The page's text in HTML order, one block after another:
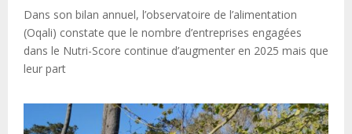
Dans son bilan annuel, l’observatoire de l’alimentation
(Oqali) constate que le nombre d’entreprises engagées
dans le Nutri-Score continue d’augmenter en 2025 mais que
leur part